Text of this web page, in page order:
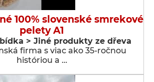
100% slovenské smrekové
pelety A1
> Jiné produkty ze dřeva
firma s viac ako 35-ročnou
históriou a …